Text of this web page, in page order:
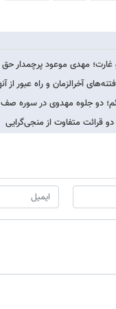
غارت؛ مهدی موعود پرچمدار
آخرالزمان و راه عبور از
دو جلوه مهدوی در سوره صف
قرائت متفاوت از منجی‌گرایی